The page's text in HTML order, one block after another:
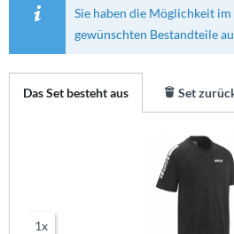
Sie haben die Möglichkeit
gewünschten Bestandteile
Das Set besteht aus Set
1x